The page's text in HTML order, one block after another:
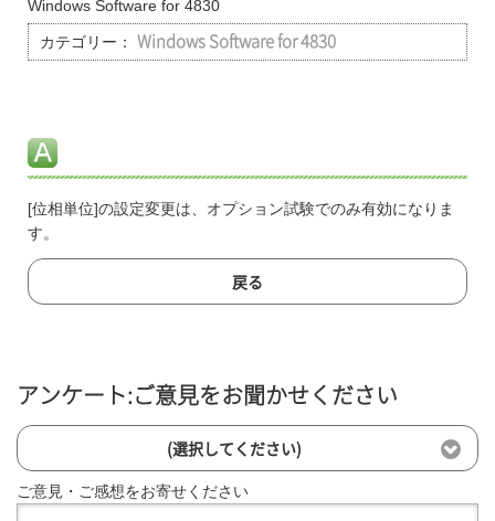
Windows Software for 4830
カテゴリー： Windows Software for 4830
[位相単位]の設定変更は、オプション試験でのみ有効になりま
す。
戻る
アンケート:ご意見をお聞かせください
(選択してください)
ご意見・ご感想をお寄せください